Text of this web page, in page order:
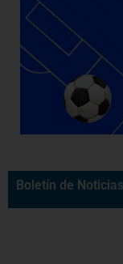
Boletín de Noticias